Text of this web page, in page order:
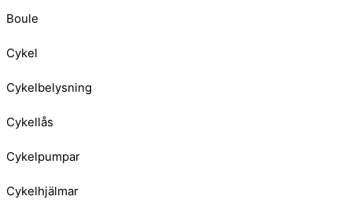
Boule
Cykel
Cykelbelysning
Cykellås
Cykelpumpar
Cykelhjälmar